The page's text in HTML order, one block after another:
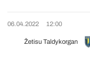
06.04.2022 12:00
Žetisu Taldykorgan